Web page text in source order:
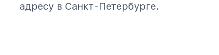
адресу в Санкт-Петербурге.